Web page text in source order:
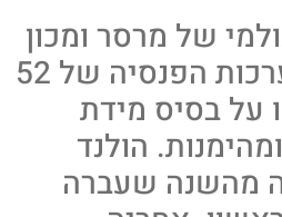
של מרסר ומכון
CFA דירג את מערכות הפנסיה של 52
על בסיס מידת
הולנד
מהשנה שעברה